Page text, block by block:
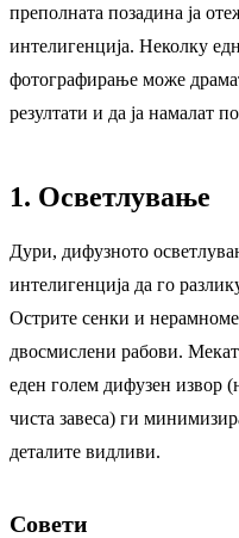
преполната позадина ја
интелигенција. Неколку
фотографирање може
резултати и да ја намалат
1. Осветлување
Дури, дифузното
интелигенција да го
Острите сенки и
двосмислени рабови.
еден голем дифузен извор
чиста завеса) ги
деталите видливи.
Совети